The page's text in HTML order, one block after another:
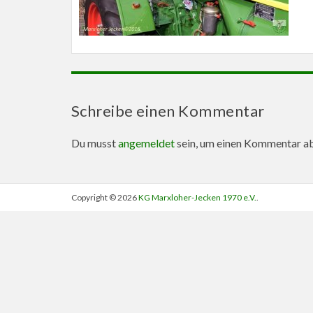
Schreibe einen Kommentar
Du musstangemeldetsein, um einen Kommentar
Copyright © 2026KG Marxloher-Jecken 1970 e.V..